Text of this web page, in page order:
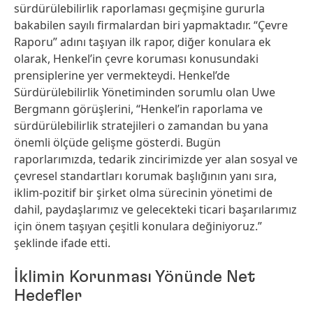
sürdürülebilirlik raporlaması geçmişine gururla
bakabilen sayılı firmalardan biri yapmaktadır. “Çevre
Raporu” adını taşıyan ilk rapor, diğer konulara ek
olarak, Henkel’in çevre koruması konusundaki
prensiplerine yer vermekteydi. Henkel’de
Sürdürülebilirlik Yönetiminden sorumlu olan Uwe
Bergmann görüşlerini, “Henkel’in raporlama ve
sürdürülebilirlik stratejileri o zamandan bu yana
önemli ölçüde gelişme gösterdi. Bugün
raporlarımızda, tedarik zincirimizde yer alan sosyal ve
çevresel standartları korumak başlığının yanı sıra,
iklim-pozitif bir şirket olma sürecinin yönetimi de
dahil, paydaşlarımız ve gelecekteki ticari başarılarımız
için önem taşıyan çeşitli konulara değiniyoruz.”
şeklinde ifade etti.
İklimin Korunması Yönünde Net
Hedefler